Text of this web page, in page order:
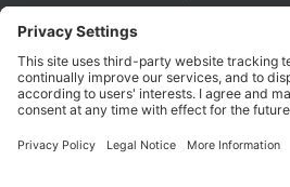
Partner Program
COMMUNITY